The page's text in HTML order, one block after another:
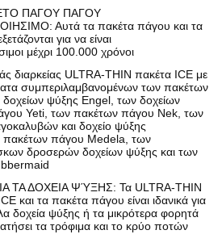
ΠΑΓΟΥ ΠΑΓΟΥ
Αυτά τα πακέτα πάγου και τα
για να είναι
μέχρι 100.000 χρόνοι
διαρκείας ULTRA-THIN πακέτα ICE με
συμπεριλαμβανομένων των πακέτων
ψύξης Engel, των δοχείων
Yeti, των πακέτων πάγου Nek, των
και δοχείο ψύξης
πάγου Medela, των
δροσερών δοχείων ψύξης και των
ΤΑ ΔΟΧΕΙΑ ΨΎΞΗΣ: Τα ULTRA-THIN
και τα πακέτα πάγου είναι ιδανικά για
δοχεία ψύξης ή τα μικρότερα φορητά
τα τρόφιμα και το κρύο ποτών